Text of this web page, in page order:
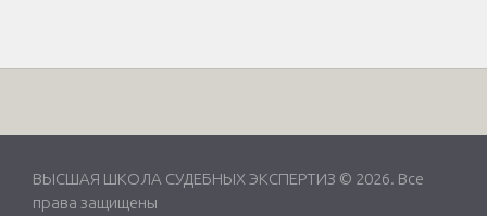
ВЫСШАЯ ШКОЛА СУДЕБНЫХ ЭКСПЕРТИЗ © 2026. Все
права защищены